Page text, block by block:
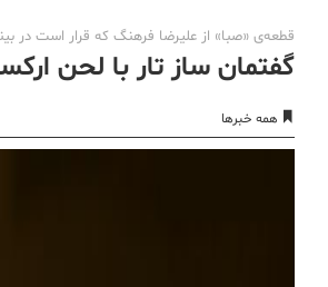
قطعه‌ی «صبا» از علیرضا فرهنگ که قرار است در
گفتمان ساز تار با لحن
همه خبرها